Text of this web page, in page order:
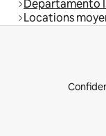
Departamento
Locations